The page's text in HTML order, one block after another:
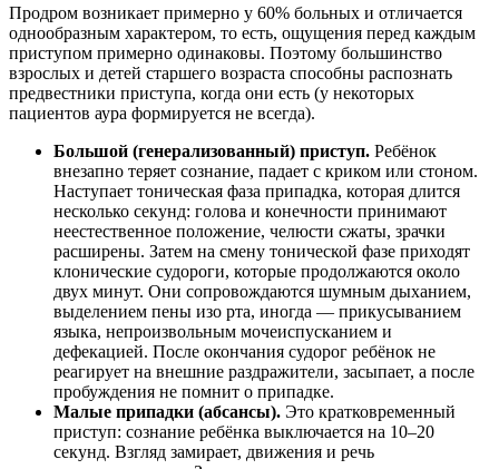
Продром возникает примерно у 60% больных и отличается
однообразным характером, то есть, ощущения перед каждым
приступом примерно одинаковы. Поэтому большинство
взрослых и детей старшего возраста способны распознать
предвестники приступа, когда они есть (у некоторых
пациентов аура формируется не всегда).
Большой (генерализованный) приступ. Ребёнок
внезапно теряет сознание, падает с криком или стоном.
Наступает тоническая фаза припадка, которая длится
несколько секунд: голова и конечности принимают
неестественное положение, челюсти сжаты, зрачки
расширены. Затем на смену тонической фазе приходят
клонические судороги, которые продолжаются около
двух минут. Они сопровождаются шумным дыханием,
выделением пены изо рта, иногда — прикусыванием
языка, непроизвольным мочеиспусканием и
дефекацией. После окончания судорог ребёнок не
реагирует на внешние раздражители, засыпает, а после
пробуждения не помнит о припадке.
Малые припадки (абсансы). Это кратковременный
приступ: сознание ребёнка выключается на 10–20
секунд. Взгляд замирает, движения и речь